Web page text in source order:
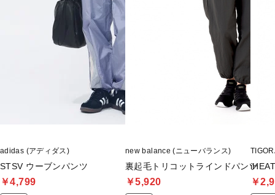
adidas (アディダス)
STSV ウーブンパンツ
￥4,799
new balance (ニューバランス)
裏起毛トリコットラインドパンツ
￥5,920 ￥